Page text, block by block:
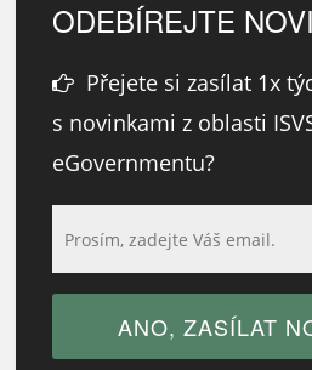
ODEBÍREJTE
Přejete si zasílat 1x
s novinkami z oblasti
eGovernmentu?